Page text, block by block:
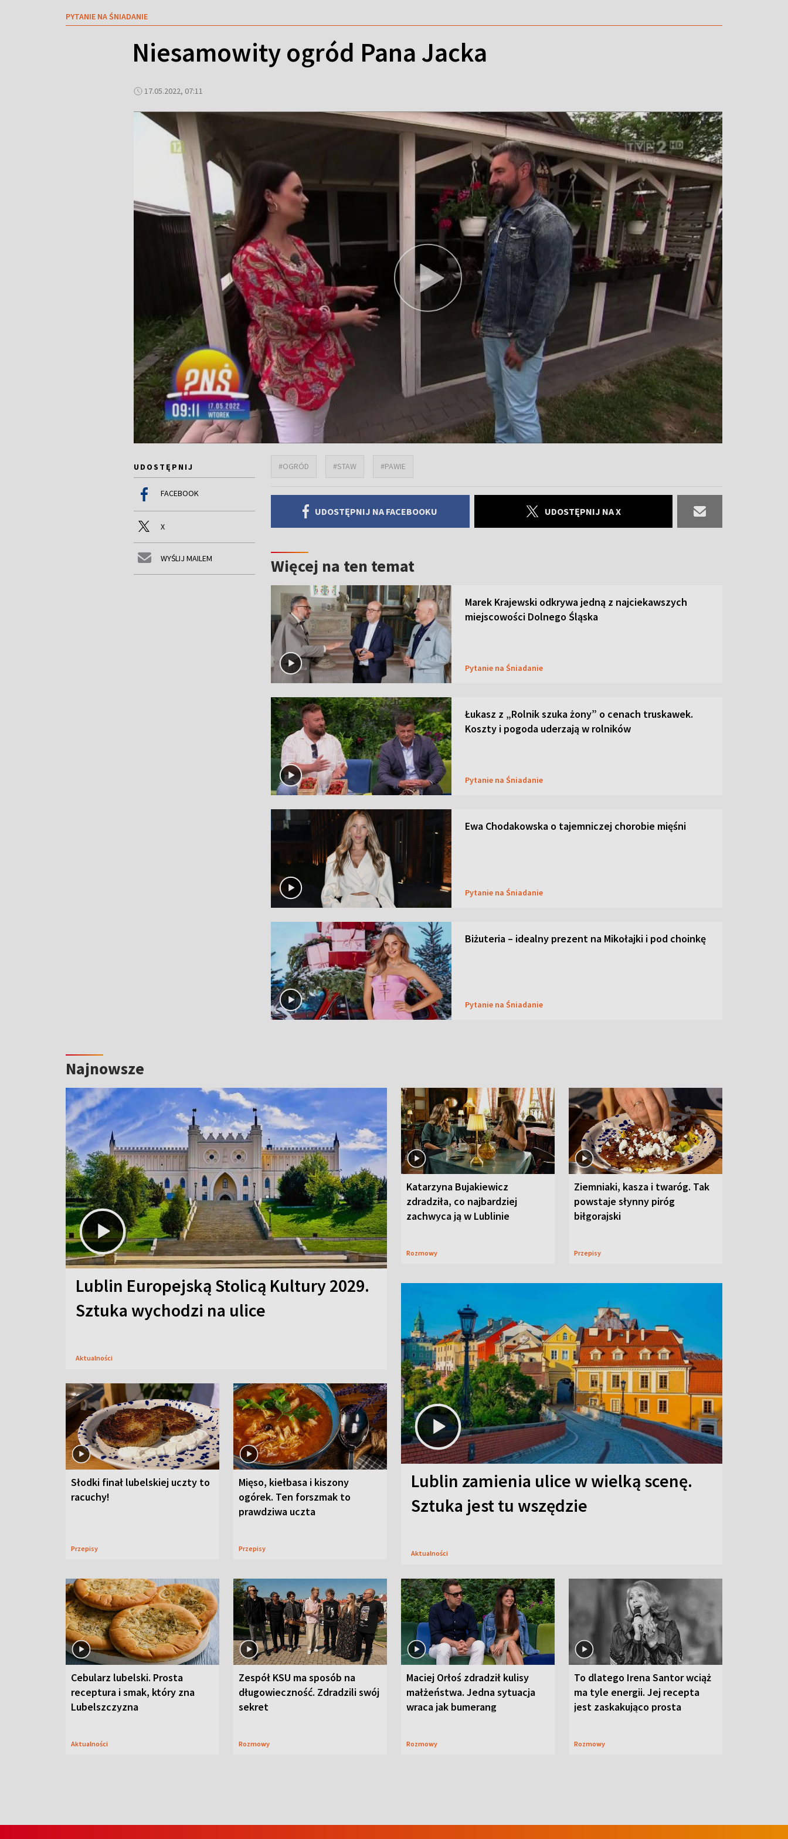
PYTANIE NA ŚNIADANIE
Niesamowity ogród Pana Jacka
17.05.2022, 07:11
UDOSTĘPNIJ
FACEBOOK
X
WYŚLIJ MAILEM
#OGRÓD #STAW #PAWIE
UDOSTĘPNIJ NA FACEBOOKU UDOSTĘPNIJ NA X
Więcej na ten temat
Marek Krajewski odkrywa jedną z najciekawszych
miejscowości Dolnego Śląska
Pytanie na Śniadanie
Łukasz z „Rolnik szuka żony” o cenach truskawek.
Koszty i pogoda uderzają w rolników
Pytanie na Śniadanie
Ewa Chodakowska o tajemniczej chorobie mięśni
Pytanie na Śniadanie
Biżuteria – idealny prezent na Mikołajki i pod choinkę
Pytanie na Śniadanie
Najnowsze
Lublin Europejską Stolicą Kultury 2029.
Sztuka wychodzi na ulice
Aktualności
Katarzyna Bujakiewicz
zdradziła, co najbardziej
zachwyca ją w Lublinie
Rozmowy
Ziemniaki, kasza i twaróg. Tak
powstaje słynny piróg
biłgorajski
Przepisy
Słodki finał lubelskiej uczty to
racuchy!
Przepisy
Mięso, kiełbasa i kiszony
ogórek. Ten forszmak to
prawdziwa uczta
Przepisy
Lublin zamienia ulice w wielką scenę.
Sztuka jest tu wszędzie
Aktualności
Cebularz lubelski. Prosta
receptura i smak, który zna
Lubelszczyzna
Aktualności
Zespół KSU ma sposób na
długowieczność. Zdradzili swój
sekret
Rozmowy
Maciej Orłoś zdradził kulisy
małżeństwa. Jedna sytuacja
wraca jak bumerang
Rozmowy
To dlatego Irena Santor wciąż
ma tyle energii. Jej recepta
jest zaskakująco prosta
Rozmowy